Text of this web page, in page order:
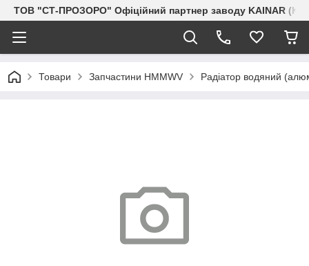
ТОВ "СТ-ПРОЗОРО" Офіційний партнер заводу KAINAR
Товари Запчастини HMMWV Радіатор водяний